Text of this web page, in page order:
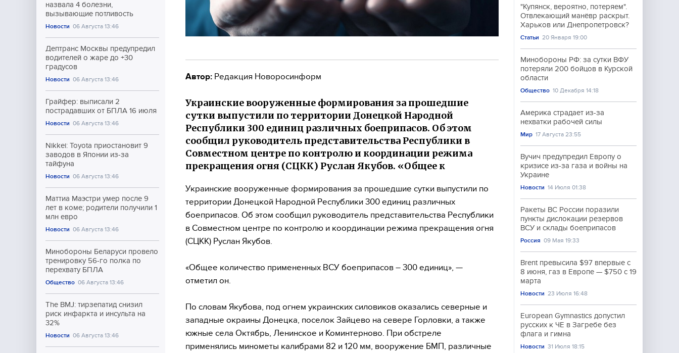
назвала 4 болезни,
вызывающие потливость
Новости 06 Августа 13:46
Дептранс Москвы предупредил
водителей о жаре до +30
градусов
Новости 06 Августа 13:46
Грайфер: выписали 2
пострадавших от БПЛА 16 июля
Новости 06 Августа 13:46
Nikkei: Toyota приостановит 9
заводов в Японии из-за
тайфуна
Новости 06 Августа 13:46
Маттиа Маэстри умер после 9
лет в коме; родители получили 1
млн евро
Новости 06 Августа 13:46
Минобороны Беларуси провело
тренировку 56-го полка по
перехвату БПЛА
Общество 06 Августа 13:46
The BMJ: тирзепатид снизил
риск инфаркта и инсульта на
32%
Новости 06 Августа 13:46
Автор: Редакция Новоросинформ
Украинские вооруженные формирования за прошедшие
сутки выпустили по территории Донецкой Народной
Республики 300 единиц различных боеприпасов. Об этом
сообщил руководитель представительства Республики в
Совместном центре по контролю и координации режима
прекращения огня (СЦКК) Руслан Якубов. «Общее к
Украинские вооруженные формирования за прошедшие сутки выпустили по
территории Донецкой Народной Республики 300 единиц различных
боеприпасов. Об этом сообщил руководитель представительства Республики
в Совместном центре по контролю и координации режима прекращения огня
(СЦКК) Руслан Якубов.
«Общее количество примененных ВСУ боеприпасов – 300 единиц», —
отметил он.
По словам Якубова, под огнем украинских силовиков оказались северные и
западные окраины Донецка, поселок Зайцево на севере Горловки, а также
южные села Октябрь, Ленинское и Коминтерново. При обстреле
применялись минометы калибрами 82 и 120 мм, вооружение БМП, различные
"Купянск, вероятно, потеряем".
Отвлекающий манёвр раскрыт.
Харьков или Днепропетровск?
Статьи 20 Января 19:00
Минобороны РФ: за сутки ВФУ
потеряли 200 бойцов в Курской
области
Общество 10 Декабря 14:18
Америка страдает из-за
нехватки рабочей силы
Мир 17 Августа 23:55
Вучич предупредил Европу о
кризисе из-за газа и войны на
Украине
Новости 14 Июля 01:38
Ракеты ВС России поразили
пункты дислокации резервов
ВСУ и склады боеприпасов
Россия 09 Мая 19:33
Brent превысила $97 впервые с
8 июня, газ в Европе — $750 с 19
марта
Новости 23 Июля 16:48
European Gymnastics допустил
русских к ЧЕ в Загребе без
флага и гимна
Новости 31 Июля 18:15